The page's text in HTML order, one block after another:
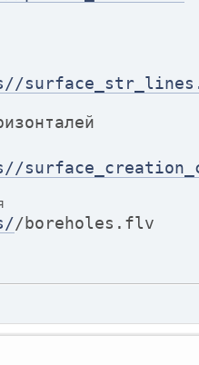
/boreholes.flv